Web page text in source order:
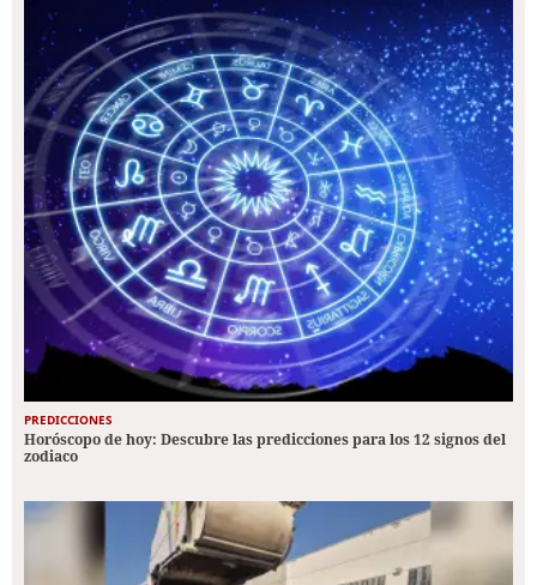
PREDICCIONES
Horóscopo de hoy: Descubre las predicciones para los 12 signos del
zodiaco